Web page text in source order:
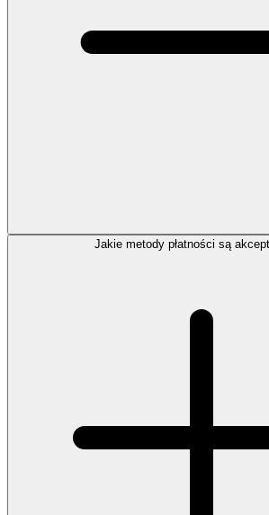
Jakie metody płatności są